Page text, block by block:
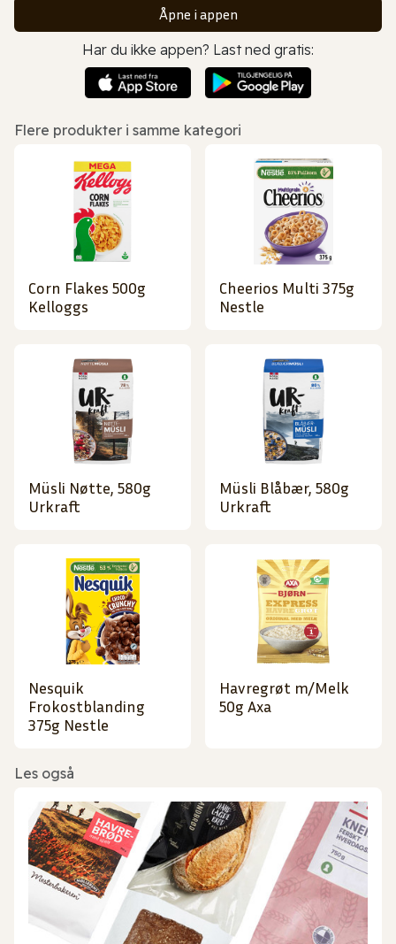
Åpne i appen
Har du ikke appen? Last ned gratis:
Flere produkter i samme kategori
Corn Flakes 500g
Kelloggs
Cheerios Multi 375g
Nestle
Müsli Nøtte, 580g
Urkraft
Müsli Blåbær, 580g
Urkraft
Nesquik
Frokostblanding
375g Nestle
Havregrøt m/Melk
50g Axa
Les også